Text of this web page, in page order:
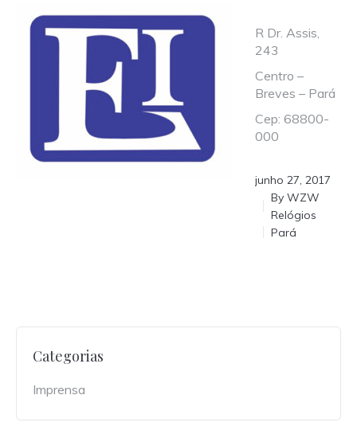
R Dr. Assis,
243
Centro –
Breves – Pará
Cep: 68800-
000
junho 27, 2017
By WZW
Relógios
Pará
Categorias
Imprensa